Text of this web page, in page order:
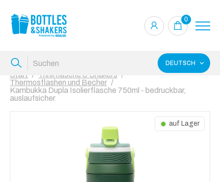
0
DEUTSCH
Start
Trinkflasche & Shakers
Thermosflashen und Becher
Kambukka Dupla Isolierflasche 750ml - bedruckbar,
auslaufsicher
auf Lager